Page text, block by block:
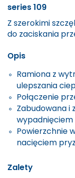
series 109
Z szerokimi
do zaciskania
Opis
Ramiona z
ulepszania
Połączenie
Zabudowana i
wypadnięciem
Powierzchnie
nacięciem
Zalety